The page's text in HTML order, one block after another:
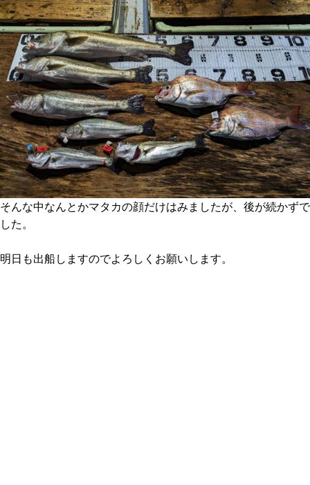
そんな中なんとかマタカの顔だけはみましたが、後が続かずで
した。
明日も出船しますのでよろしくお願いします。